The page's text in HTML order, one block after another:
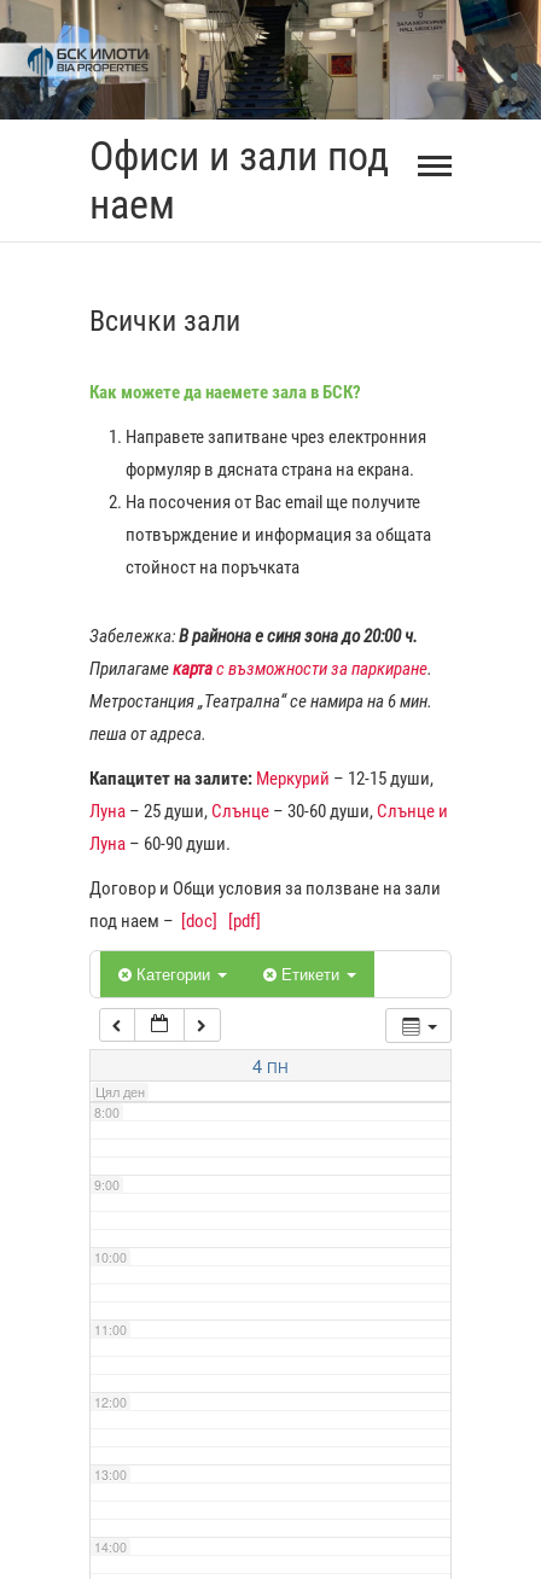
Skip
to
content
Офиси и зали под
наем
Всички зали
Как можете да наемете зала в БСК?
Направете запитване чрез електронния
формуляр в дясната страна на екрана.
На посочения от Вас еmail ще получите
потвърждение и информация за общата
стойност на поръчката
Забележка:В райнона е синя зона до 20:00 ч.
Прилагамекартас възможности за паркиране.
Метростанция „Театрална“ се намира на 6 мин.
пеша от адреса.
Капацитет на залите: Меркурий – 12-15 души,
Луна – 25 души, Слънце – 30-60 души, Слънце и
Луна – 60-90 души.
Договор и Общи условия за ползване на зали
под наем – [doc] [pdf]
Категории Етикети
4 ПН
Цял ден
2:00
4:00
5:00
7:00
8:00
9:00
10:00
11:00
12:00
13:00
14:00